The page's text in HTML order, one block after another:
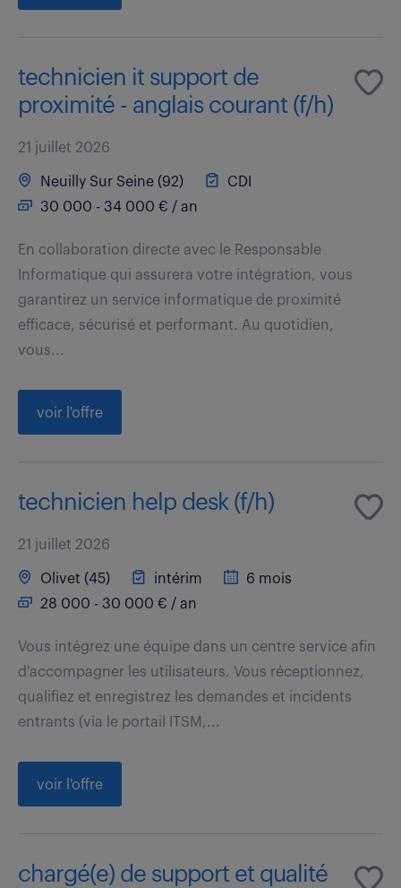
technicien it support de
proximité - anglais courant (f/h)
21 juillet 2026
Neuilly Sur Seine (92)
CDI
30 000 - 34 000 € / an
En collaboration directe avec le Responsable
Informatique qui assurera votre intégration, vous
garantirez un service informatique de proximité
efficace, sécurisé et performant. Au quotidien,
vous...
voir l'offre
technicien help desk (f/h)
21 juillet 2026
Olivet (45) intérim
6 mois
28 000 - 30 000 € / an
Vous intégrez une équipe dans un centre service afin
d'accompagner les utilisateurs. Vous réceptionnez,
qualifiez et enregistrez les demandes et incidents
entrants (via le portail ITSM,...
voir l'offre
chargé(e) de support et qualité